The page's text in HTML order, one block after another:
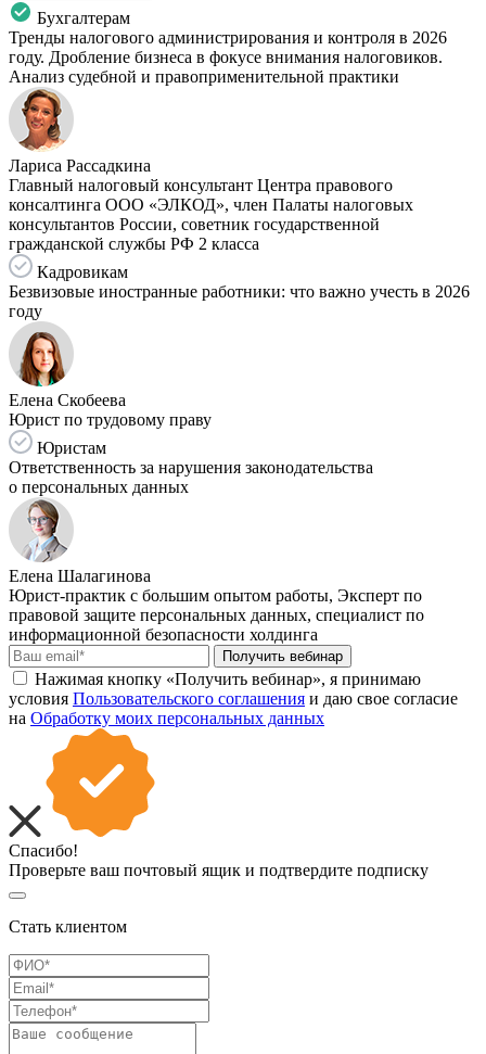
Бухгалтерам
Тренды налогового администрирования и контроля в 2026
году. Дробление бизнеса в фокусе внимания налоговиков.
Анализ судебной и правоприменительной практики
Лариса Рассадкина
Главный налоговый консультант Центра правового
консалтинга ООО «ЭЛКОД», член Палаты налоговых
консультантов России, советник государственной
гражданской службы РФ 2 класса
Кадровикам
Безвизовые иностранные работники: что важно учесть в 2026
году
Елена Скобеева
Юрист по трудовому праву
Юристам
Ответственность за нарушения законодательства
о персональных данных
Елена Шалагинова
Юрист-практик с большим опытом работы, Эксперт по
правовой защите персональных данных, специалист по
информационной безопасности холдинга
Получить вебинар
Нажимая кнопку «Получить вебинар», я принимаю
условия Пользовательского соглашения и даю свое согласие
на Обработку моих персональных данных
Спасибо!
Проверьте ваш почтовый ящик и подтвердите подписку
Стать клиентом